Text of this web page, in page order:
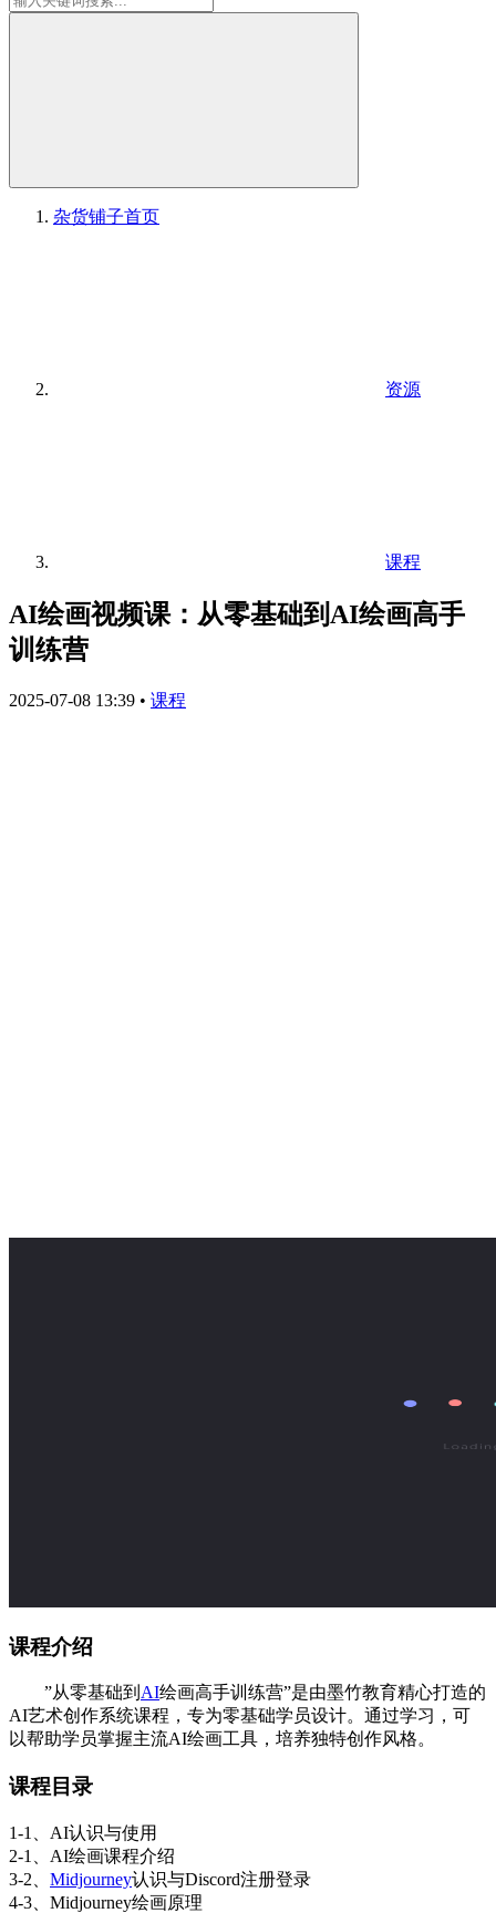
杂货铺子首页
资源
课程
AI绘画视频课：从零基础到AI绘画高手
训练营
2025-07-08 13:39 • 课程
课程介绍
”从零基础到 AI绘画高手训练营”是由墨竹教育精心打造的
AI艺术创作系统课程，专为零基础学员设计。通过学习，可
以帮助学员掌握主流AI绘画工具，培养独特创作风格。
课程目录
1-1、AI认识与使用
2-1、AI绘画课程介绍
3-2、 Midjourney认识与Discord注册登录
4-3、Midjourney绘画原理